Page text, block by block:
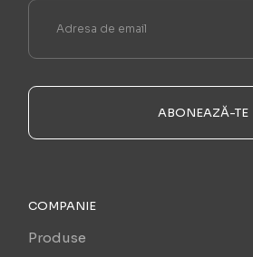
ABONEAZĂ-TE
COMPANIE
Produse